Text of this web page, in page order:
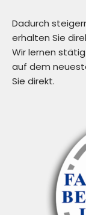
Dadurch
erhalten Sie
Wir lernen
auf dem
Sie direkt.